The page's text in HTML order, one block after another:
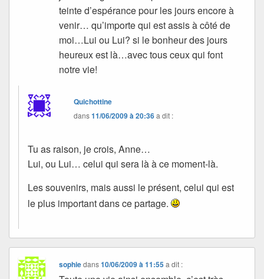
teinte d’espérance pour les jours encore à
venir… qu’importe qui est assis à côté de
moi…Lui ou Lui? si le bonheur des jours
heureux est là…avec tous ceux qui font
notre vie!
Quichottine
dans11/06/2009 à 20:36a dit :
Tu as raison, je crois, Anne…
Lui, ou Lui… celui qui sera là à ce moment-là.
Les souvenirs, mais aussi le présent, celui qui est
le plus important dans ce partage.
sophiedans10/06/2009 à 11:55 a dit :